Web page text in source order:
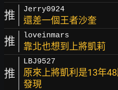
推 Jerry0924
還差一個王者沙奎
推 loveinmars
靠北也想到上將凱莉
推
LBJ9527
原來上將凱利是13年
發現